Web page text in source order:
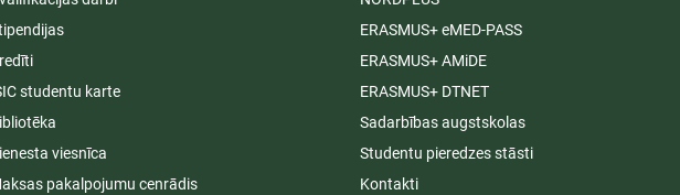
studentu karte
viesnīca
pakalpojumu cenrādis
ERASMUS+ eMED-PASS
ERASMUS+ AMiDE
ERASMUS+ DTNET
Sadarbības augstskolas
Studentu pieredzes stāsti
Kontakti